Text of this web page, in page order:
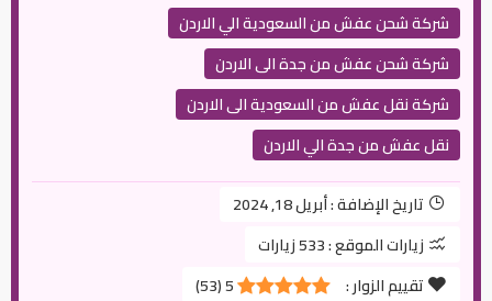
شركة شحن عفش من السعودية الي الاردن
شركة شحن عفش من جدة الى الاردن
شركة نقل عفش من السعودية الى الاردن
نقل عفش من جدة الي الاردن
تاريخ الإضافة :أبريل 18, 2024
زيارات الموقع :533 زيارات
تقييم الزوار :
5
(
53
)